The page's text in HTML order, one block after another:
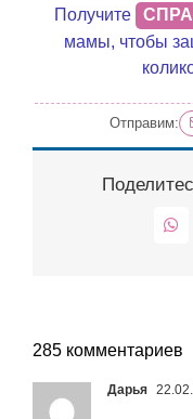
Получите
мамы, чтобы
Отправим:
285 комментариев
Дарья